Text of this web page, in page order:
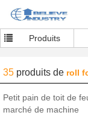
Produits
35 produits de roll
Petit pain de toit de
marché de machine